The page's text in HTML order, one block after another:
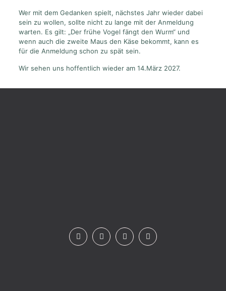
Wer mit dem Gedanken spielt, nächstes Jahr wieder dabei
sein zu wollen, sollte nicht zu lange mit der Anmeldung
warten. Es gilt: „Der frühe Vogel fängt den Wurm“ und
wenn auch die zweite Maus den Käse bekommt, kann es
für die Anmeldung schon zu spät sein.
Wir sehen uns hoffentlich wieder am 14.März 2027.